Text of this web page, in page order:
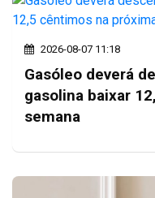
2026-08-07 11:18
Gasóleo deverá
gasolina baixar
semana